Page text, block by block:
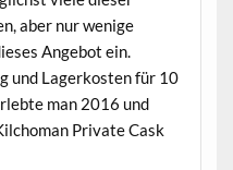
aber nur wenige
Angebot ein.
und Lagerkosten für 10
man 2016 und
Private Cask